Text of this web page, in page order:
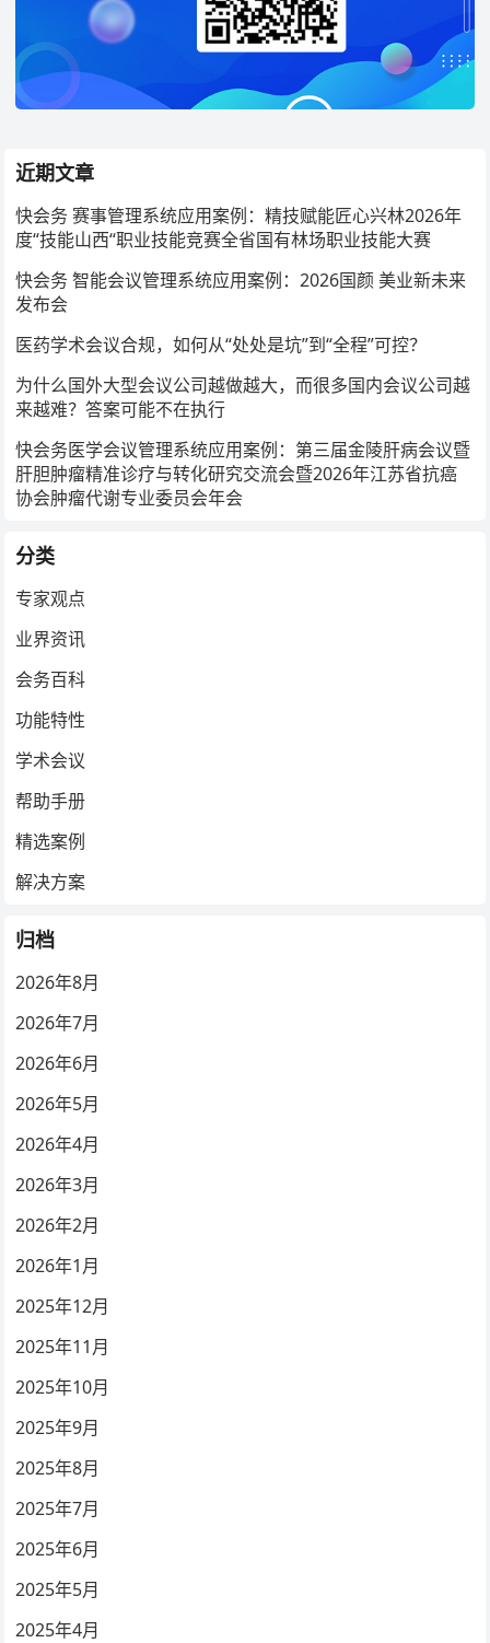
近期文章
快会务 赛事管理系统应用案例：精技赋能匠心兴林2026年
度“技能山西“职业技能竞赛全省国有林场职业技能大赛
快会务 智能会议管理系统应用案例：2026国颜 美业新未来
发布会
医药学术会议合规，如何从“处处是坑”到“全程”可控？
为什么国外大型会议公司越做越大，而很多国内会议公司越
来越难？答案可能不在执行
快会务医学会议管理系统应用案例：第三届金陵肝病会议暨
肝胆肿瘤精准诊疗与转化研究交流会暨2026年江苏省抗癌
协会肿瘤代谢专业委员会年会
分类
专家观点
业界资讯
会务百科
功能特性
学术会议
帮助手册
精选案例
解决方案
归档
2026年8月
2026年7月
2026年6月
2026年5月
2026年4月
2026年3月
2026年2月
2026年1月
2025年12月
2025年11月
2025年10月
2025年9月
2025年8月
2025年7月
2025年6月
2025年5月
2025年4月